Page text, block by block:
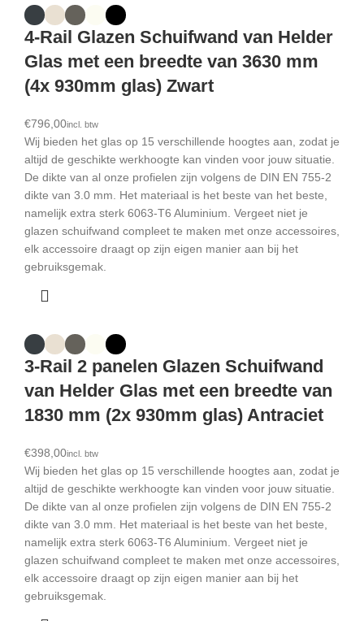
4-Rail Glazen Schuifwand van Helder
Glas met een breedte van 3630 mm
(4x 930mm glas) Zwart
€
Wij bieden het glas op 15 verschillende hoogtes aan, zodat je
altijd de geschikte werkhoogte kan vinden voor jouw situatie.
De dikte van al onze profielen zijn volgens de DIN EN 755-2
dikte van 3.0 mm. Het materiaal is het beste van het beste,
namelijk extra sterk 6063-T6 Aluminium. Vergeet niet je
glazen schuifwand compleet te maken met onze accessoires,
elk accessoire draagt op zijn eigen manier aan bij het
gebruiksgemak.
3-Rail 2 panelen Glazen Schuifwand
van Helder Glas met een breedte van
1830 mm (2x 930mm glas) Antraciet
€
Wij bieden het glas op 15 verschillende hoogtes aan, zodat je
altijd de geschikte werkhoogte kan vinden voor jouw situatie.
De dikte van al onze profielen zijn volgens de DIN EN 755-2
dikte van 3.0 mm. Het materiaal is het beste van het beste,
namelijk extra sterk 6063-T6 Aluminium. Vergeet niet je
glazen schuifwand compleet te maken met onze accessoires,
elk accessoire draagt op zijn eigen manier aan bij het
gebruiksgemak.